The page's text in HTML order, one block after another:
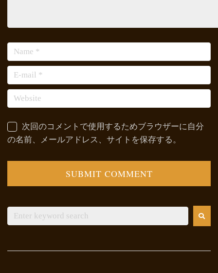
次回のコメントで使用するためブラウザーに自分
の名前、メールアドレス、サイトを保存する。